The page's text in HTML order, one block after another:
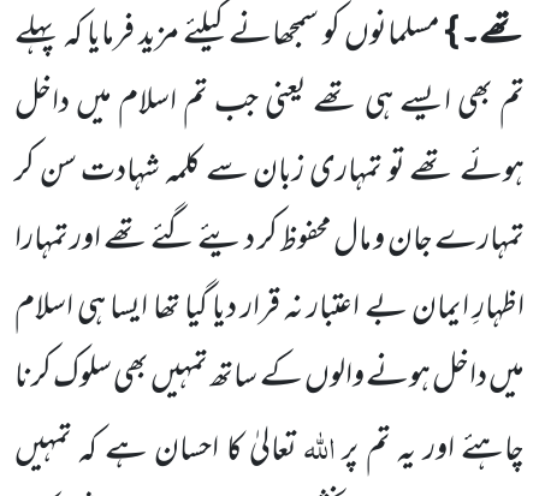
تھے۔ }مسلمانوں کو سمجھانے کیلئے مزید فرمایا کہ پہلے
تم بھی ایسے ہی تھے یعنی جب تم اسلام میں داخل
ہوئے تھے تو تمہاری زبان سے کلمہ شہادت سن کر
تمہارے جان و مال محفوظ کر دیئے گئے تھے اور تمہارا
اظہارِ ایمان بے اعتبار نہ قرار دیا گیا تھا ایسا ہی اسلام
میں داخل ہونے والوں کے ساتھ تمہیں بھی سلوک کرنا
چاہئے اور یہ تم پراللہتعالیٰ کا احسان ہے کہ تمہیں